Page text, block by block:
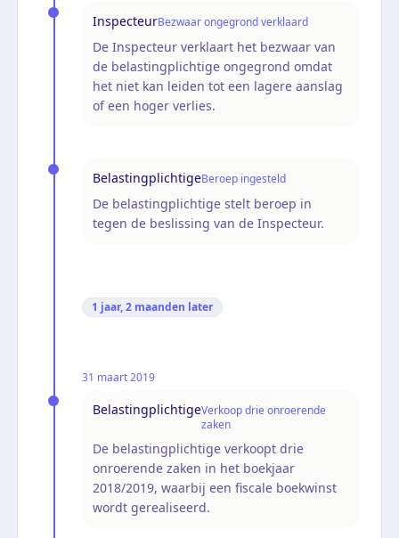
InspecteurBezwaar ongegrond verklaard
De Inspecteur verklaart het bezwaar van
de belastingplichtige ongegrond omdat
het niet kan leiden tot een lagere aanslag
of een hoger verlies.
BelastingplichtigeBeroep ingesteld
De belastingplichtige stelt beroep in
tegen de beslissing van de Inspecteur.
1 jaar, 2 maanden later
31 maart 2019
BelastingplichtigeVerkoop drie onroerende
zaken
De belastingplichtige verkoopt drie
onroerende zaken in het boekjaar
2018/2019, waarbij een fiscale boekwinst
wordt gerealiseerd.